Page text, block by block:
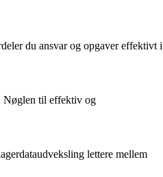
du ansvar og opgaver effektivt i
til effektiv og
lettere mellem